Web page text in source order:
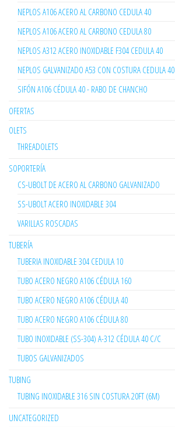
NEPLOS A106 ACERO AL CARBONO CEDULA 40
NEPLOS A106 ACERO AL CARBONO CEDULA 80
NEPLOS A312 ACERO INOXIDABLE F304 CEDULA 40
NEPLOS GALVANIZADO A53 CON COSTURA CEDULA 40
SIFÓN A106 CÉDULA 40 - RABO DE CHANCHO
OFERTAS
OLETS
THREADOLETS
SOPORTERÍA
CS-UBOLT DE ACERO AL CARBONO GALVANIZADO
SS-UBOLT ACERO INOXIDABLE 304
VARILLAS ROSCADAS
TUBERÍA
TUBERIA INOXIDABLE 304 CEDULA 10
TUBO ACERO NEGRO A106 CÉDULA 160
TUBO ACERO NEGRO A106 CÉDULA 40
TUBO ACERO NEGRO A106 CÉDULA 80
TUBO INOXIDABLE (SS-304) A-312 CÉDULA 40 C/C
TUBOS GALVANIZADOS
TUBING
TUBING INOXIDABLE 316 SIN COSTURA 20FT (6M)
UNCATEGORIZED